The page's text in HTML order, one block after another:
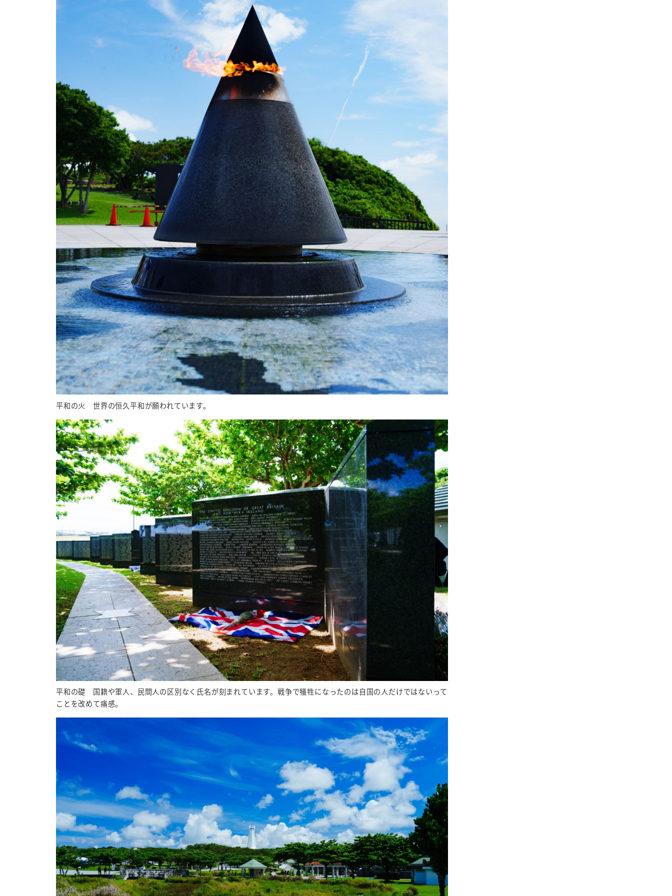
平和の火 世界の恒久平和が願われています。
平和の礎 国籍や軍人、民間人の区別なく氏名が刻まれています。戦争で犠牲になったのは自国の人だけではないって
ことを改めて痛感。